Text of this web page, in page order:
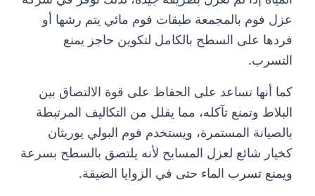
عزل فوم بالمجمعة طبقات فوم مائي يتم رشها أو
فردها على السطح بالكامل لتكوين حاجز يمنع
التسرب.
كما أنها تساعد على الحفاظ على قوة الالتصاق بين
البلاط وتمنع تآكله، مما يقلل من التكاليف المرتبطة
بالصيانة المستمرة، ويستخدم فوم البولي يوريثان
كخيار شائع لعزل المسابح لأنه يلتصق بالسطح بسرعة
ويمنع تسرب الماء حتى في الزوايا الضيقة.